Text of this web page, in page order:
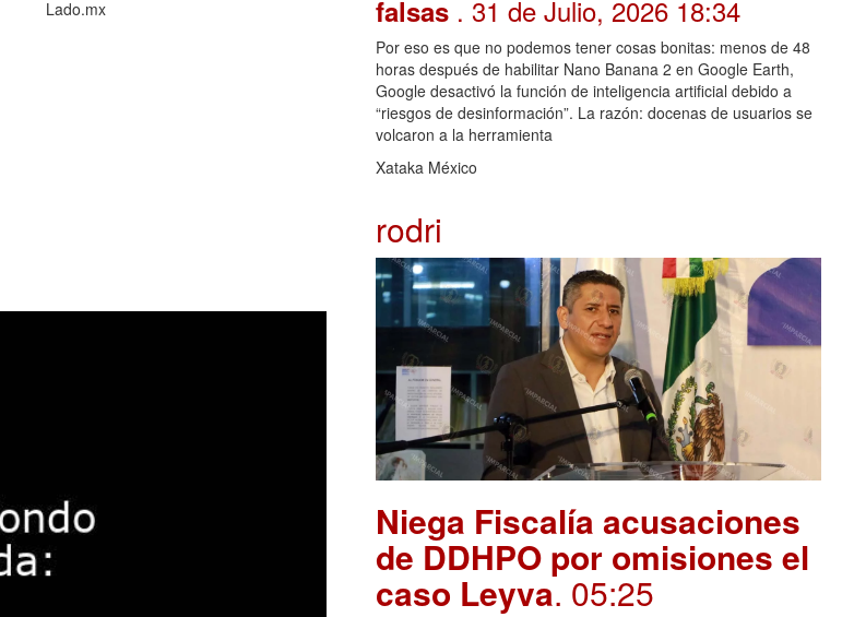
Lado.mx
falsas . 31 de Julio, 2026 18:34
Por eso es que no podemos tener cosas bonitas: menos de 48
horas después de habilitar Nano Banana 2 en Google Earth,
Google desactivó la función de inteligencia artificial debido a
“riesgos de desinformación”. La razón: docenas de usuarios se
volcaron a la herramienta
Xataka México
rodri
Niega Fiscalía acusaciones
de DDHPO por omisiones el
caso Leyva. 05:25